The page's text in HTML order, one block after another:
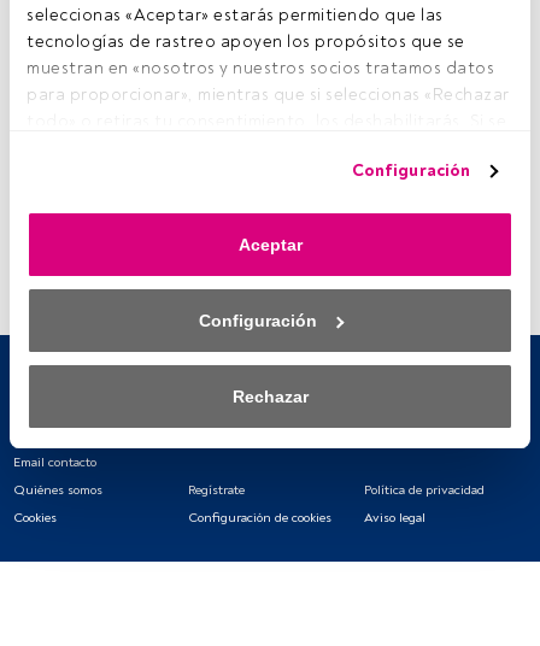
seleccionas «Aceptar» estarás permitiendo que las
tecnologías de rastreo apoyen los propósitos que se
muestran en «nosotros y nuestros socios tratamos datos
para proporcionar», mientras que si seleccionas «Rechazar
anuncios que ves podrían dejar de ser relevantes para ti.
momento haciendo clic en el enlace «Preferencias de
privacidad» que aparece en la parte inferior de la página
la izquierda de la página web). Tus opciones tendrán
saber más, consulta nuestra política de privacidad.
datos para proporcionar:
activamente las características del dispositivo para su
identificación. Almacenar la información en un dispositivo
Configuración
Aceptar
Configuración
Rechazar
Email contacto
Quiénes somos
Regístrate
Política de privacidad
Cookies
Configuración de cookies Aviso legal